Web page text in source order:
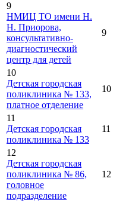
9
НМИЦ ТО имени Н.
Н. Приорова,
консультативно-
диагностический
центр для детей
9
10
Детская городская
поликлиника № 133,
платное отделение
10
11
Детская городская
поликлиника № 133
11
12
Детская городская
поликлиника № 86,
головное
подразделение
12